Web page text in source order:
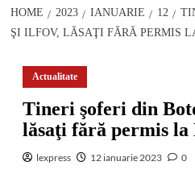
HOME 2023 IANUARIE 12
ŞI ILFOV, LĂSAŢI FĂRĂ PERMIS
Actualitate
Tineri şoferi din
lăsaţi fără permis la
lexpress 12 ianuarie 2023 0